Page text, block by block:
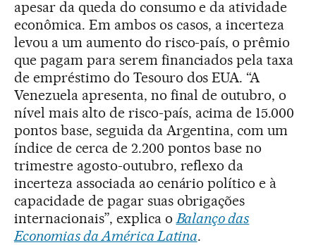
apesar da queda do consumo e da atividade
econômica. Em ambos os casos, a incerteza
levou a um aumento do risco-país, o prêmio
que pagam para serem financiados pela taxa
de empréstimo do Tesouro dos EUA. “A
Venezuela apresenta, no final de outubro, o
nível mais alto de risco-país, acima de 15.000
pontos base, seguida da Argentina, com um
índice de cerca de 2.200 pontos base no
trimestre agosto-outubro, reflexo da
incerteza associada ao cenário político e à
capacidade de pagar suas obrigações
internacionais”, explica o Balanço das
Economias da América Latina.